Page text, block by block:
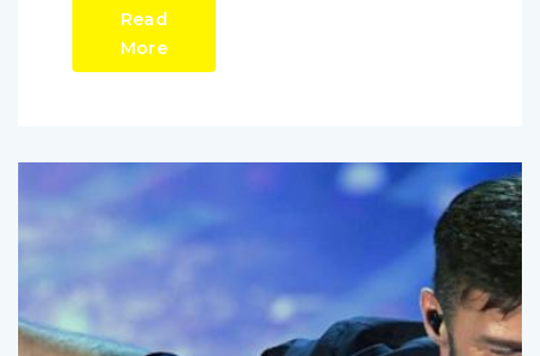
Read
More